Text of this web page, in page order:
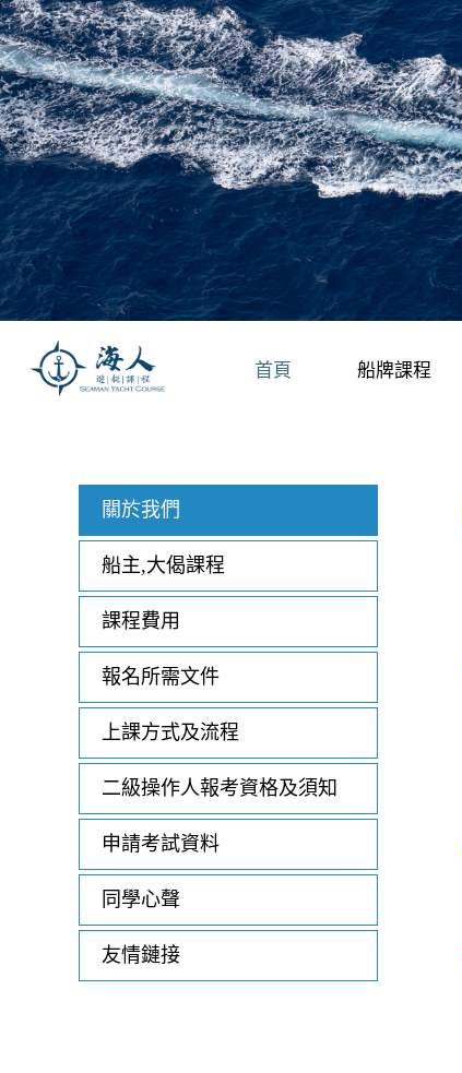
首頁 船牌課程
關於我們
船主,大偈課程
課程費用
報名所需文件
上課方式及流程
二級操作人報考資格及須知
申請考試資料
同學心聲
友情鏈接